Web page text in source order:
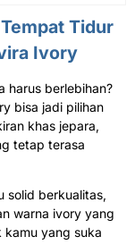
Tempat Tidur
Ivory
harus berlebihan?
bisa jadi pilihan
khas jepara,
tetap terasa
solid berkualitas,
warna ivory yang
kamu yang suka